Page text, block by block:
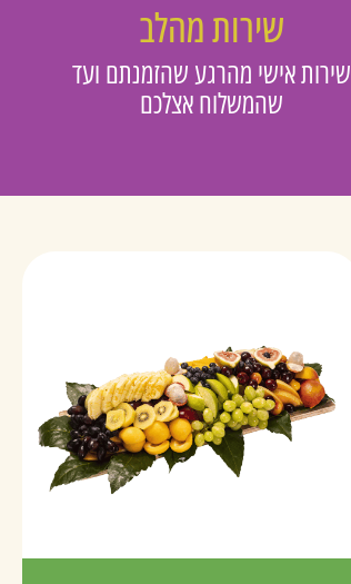
שירות מהלב
שירות אישי מהרגע שהזמנתם ועד
שהמשלוח אצלכם